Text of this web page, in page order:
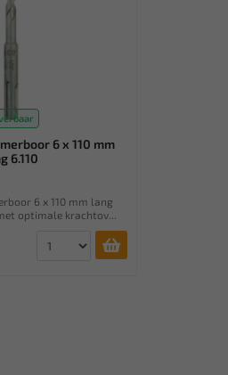
6 x 110 mm
6.110
6 x 110 mm lang
optimale krachtov...